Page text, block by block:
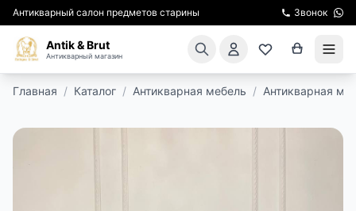
Антикварный салон предметов старины Звонок
Antik & Brut
Антикварный магазин
Главная / Каталог / Антикварная мебель / Антикварная